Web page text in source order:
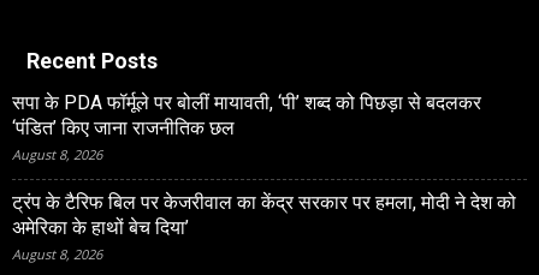
Recent Posts
सपा के PDA फॉर्मूले पर बोलीं मायावती, ‘पी’ शब्द को पिछड़ा से बदलकर
‘पंडित’ किए जाना राजनीतिक छल
August 8, 2026
ट्रंप के टैरिफ बिल पर केजरीवाल का केंद्र सरकार पर हमला, मोदी ने देश को
अमेरिका के हाथों बेच दिया’
August 8, 2026